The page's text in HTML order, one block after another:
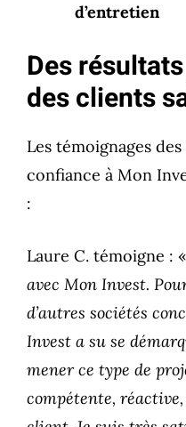
d’entretien
Des
des clients
Les témoignages
confiance à Mon
:
Laure C. témoigne : «
avec Mon Invest.
d’autres sociétés
Invest a su se
mener ce type de
compétente, réactive,